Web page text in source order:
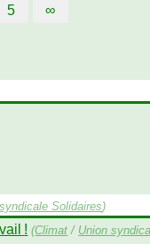
5 ∞
Solidaires)
! (Climat / Union